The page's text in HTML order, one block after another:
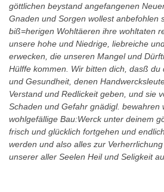
göttlichen beystand angefangenen
Gnaden und Sorgen wollest anbefohlen
biß=herigen Wohltäeren ihre wohltaten
unsere hohe und Niedrige, liebreiche
erwecken, die unseren Mangel und
Hülffe kommen. Wir bitten dich, dasß du
und Gesundheit, denen
Verstand und Redlickeit geben, und sie
Schaden und Gefahr gnädigl. bewahren
wohlgefällige Bau:Werck unter deinem
frisch und glücklich fortgehen und
werden und also alles zur
unserer aller Seelen Heil und Seligkeit